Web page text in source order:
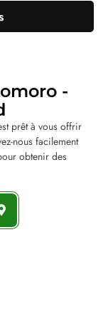
-
prêt à vous offrir
nous facilement
obtenir des